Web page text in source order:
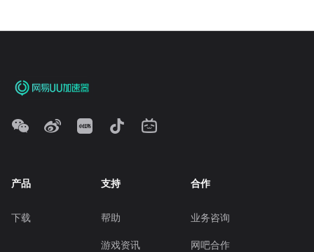
产品
下载
支持
帮助
游戏资讯
合作
业务咨询
网吧合作